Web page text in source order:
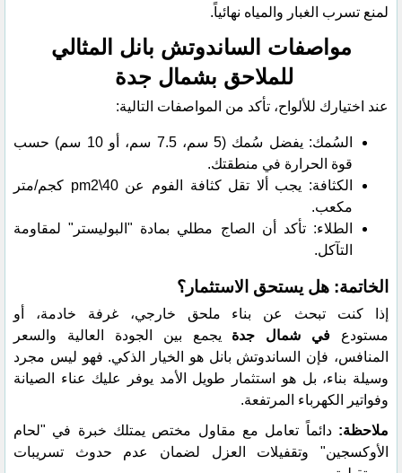
لمنع تسرب الغبار والمياه نهائياً.
​مواصفات الساندوتش بانل المثالي
للملاحق بشمال جدة
​عند اختيارك للألواح، تأكد من المواصفات التالية:
​السُمك: يفضل سُمك (5 سم، 7.5 سم، أو 10 سم) حسب
قوة الحرارة في منطقتك.
​الكثافة: يجب ألا تقل كثافة الفوم عن 40\pm2 كجم/متر
مكعب.
​الطلاء: تأكد أن الصاج مطلي بمادة "البوليستر" لمقاومة
التآكل.
​الخاتمة: هل يستحق الاستثمار؟
​إذا كنت تبحث عن بناء ملحق خارجي، غرفة خادمة، أو
مستودع في شمال جدة يجمع بين الجودة العالية والسعر
المنافس، فإن الساندوتش بانل هو الخيار الذكي. فهو ليس مجرد
وسيلة بناء، بل هو استثمار طويل الأمد يوفر عليك عناء الصيانة
وفواتير الكهرباء المرتفعة.
​ملاحظة: دائماً تعامل مع مقاول مختص يمتلك خبرة في "لحام
الأوكسجين" وتقفيلات العزل لضمان عدم حدوث تسريبات